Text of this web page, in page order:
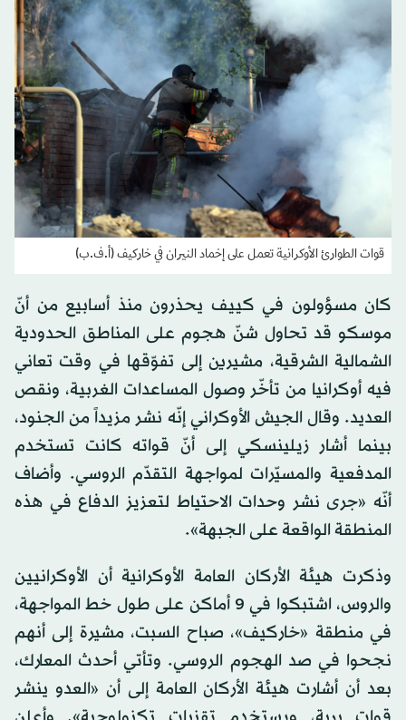
قوات الطوارئ الأوكرانية تعمل على إخماد النيران في خاركيف (أ.ف.ب)
كان مسؤولون في كييف يحذرون منذ أسابيع من أنّ
موسكو قد تحاول شنّ هجوم على المناطق الحدودية
الشمالية الشرقية، مشيرين إلى تفوّقها في وقت تعاني
فيه أوكرانيا من تأخّر وصول المساعدات الغربية، ونقص
العديد. وقال الجيش الأوكراني إنّه نشر مزيداً من الجنود،
بينما أشار زيلينسكي إلى أنّ قواته كانت تستخدم
المدفعية والمسيّرات لمواجهة التقدّم الروسي. وأضاف
أنّه «جرى نشر وحدات الاحتياط لتعزيز الدفاع في هذه
المنطقة الواقعة على الجبهة».
وذكرت هيئة الأركان العامة الأوكرانية أن الأوكرانيين
والروس، اشتبكوا في 9 أماكن على طول خط المواجهة،
في منطقة «خاركيف»، صباح السبت، مشيرة إلى أنهم
نجحوا في صد الهجوم الروسي. وتأتي أحدث المعارك،
بعد أن أشارت هيئة الأركان العامة إلى أن «العدو ينشر